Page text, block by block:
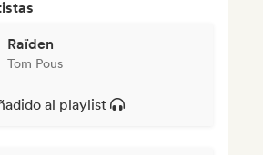
Raïden
Tom Pous
al playlist